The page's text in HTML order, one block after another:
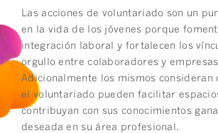
Las acciones de voluntariado son un
en la vida de los jóvenes porque
integración laboral y fortalecen los
orgullo entre colaboradores y
Adicionalmente los mismos consideran
el voluntariado pueden facilitar
contribuyan con sus conocimientos
deseada en su área profesional.